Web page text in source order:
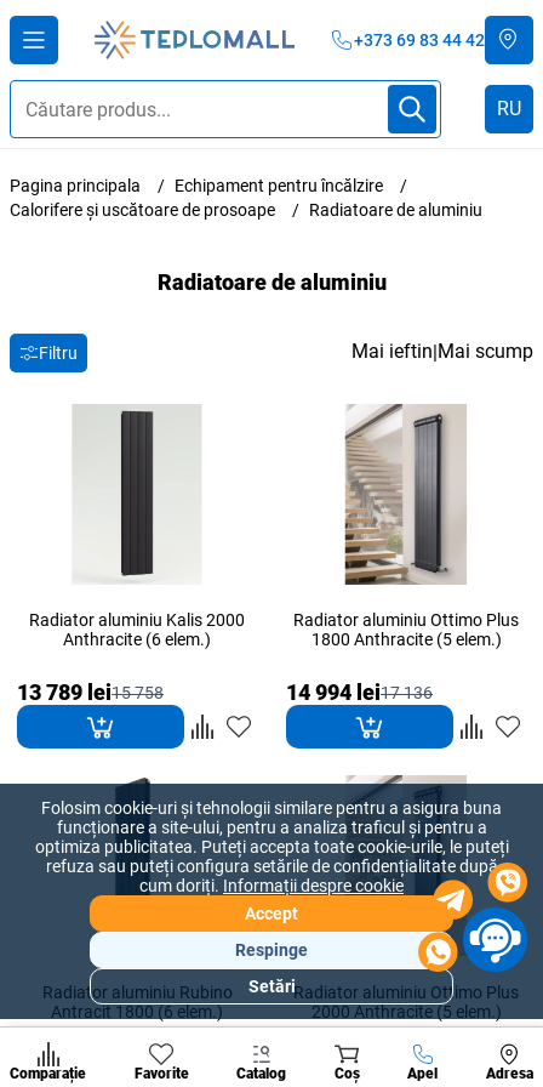
+373 69 83 44 42
RU
Pagina principala
Echipament pentru încălzire
Calorifere și uscătoare de prosoape
Radiatoare de aluminiu
Radiatoare de aluminiu
Filtru Mai ieftin|Mai scump
Radiator aluminiu Kalis 2000
Anthracite (6 elem.)
13 789 lei15 758
Radiator aluminiu Ottimo Plus
1800 Anthracite (5 elem.)
14 994 lei17 136
Radiator aluminiu Rubino
Antracit 1800 (6 elem.)
15 255 lei 17 434
Radiator aluminiu Ottimo Plus
2000 Anthracite (5 elem.)
15 827 lei 18 088
Comparație Favorite Catalog Coș Apel Adresa
A suna
Secțiuni
populare
de
Folosim cookie-uri și tehnologii similare pentru a asigura buna
funcționare a site-ului, pentru a analiza traficul și pentru a
optimiza publicitatea. Puteți accepta toate cookie-urile, le puteți
refuza sau puteți configura setările de confidențialitate după
cum doriți. Informații despre cookie
Accept
Respinge
Setări